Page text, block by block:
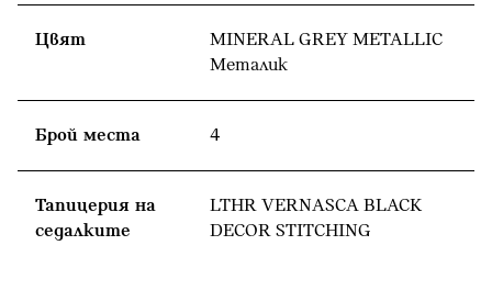
Цвят
MINERAL GREY METALLIC
Meталик
Брой места 4
Тапицерия на
седалките
LTHR VERNASCA BLACK
DECOR STITCHING